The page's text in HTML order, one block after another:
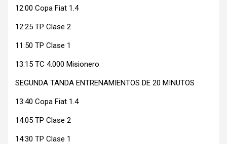
12:00 Copa Fiat 1.4
12:25 TP Clase 2
11:50 TP Clase 1
13:15 TC 4.000 Misionero
SEGUNDA TANDA ENTRENAMIENTOS DE 20 MINUTOS
13:40 Copa Fiat 1.4
14:05 TP Clase 2
14:30 TP Clase 1